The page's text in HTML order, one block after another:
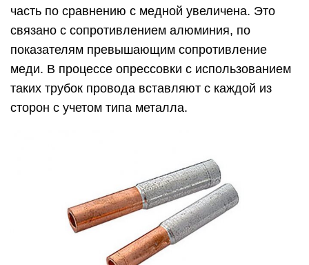
часть по сравнению с медной увеличена. Это
связано с сопротивлением алюминия, по
показателям превышающим сопротивление
меди. В процессе опрессовки с использованием
таких трубок провода вставляют с каждой из
сторон с учетом типа металла.